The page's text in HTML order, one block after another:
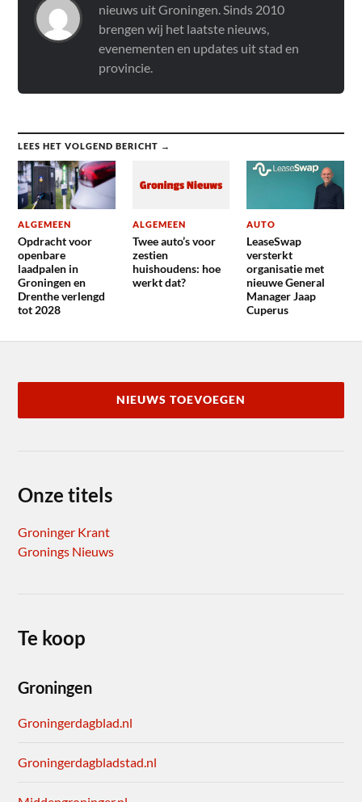
nieuws uit Groningen. Sinds 2010
brengen wij het laatste nieuws,
evenementen en updates uit stad en
provincie.
LEES HET VOLGEND BERICHT →
ALGEMEEN
Opdracht voor
openbare
laadpalen in
Groningen en
Drenthe verlengd
tot 2028
ALGEMEEN
Twee auto’s voor
zestien
huishoudens: hoe
werkt dat?
AUTO
LeaseSwap
versterkt
organisatie met
nieuwe General
Manager Jaap
Cuperus
NIEUWS TOEVOEGEN
Onze titels
Groninger Krant
Gronings Nieuws
Te koop
Groningen
Groningerdagblad.nl
Groningerdagbladstad.nl